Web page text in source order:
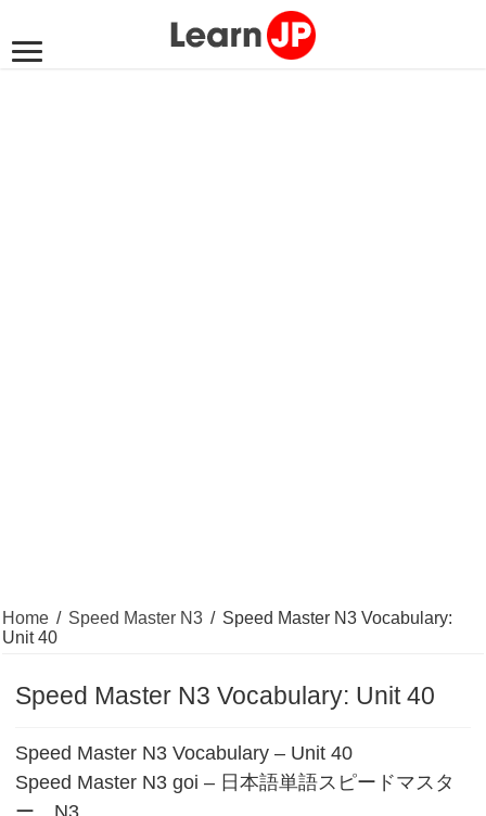
Home / Speed Master N3 / Speed Master N3 Vocabulary:
Unit 40
Speed Master N3 Vocabulary: Unit 40
Speed Master N3 Vocabulary – Unit 40
Speed Master N3 goi – 日本語単語スピードマスタ
ー N3